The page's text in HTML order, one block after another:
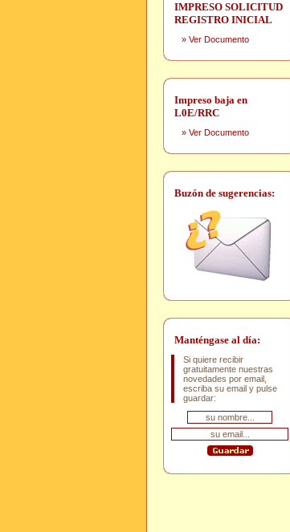
IMPRESO SOLICITUD
REGISTRO INICIAL
» Ver Documento
Impreso baja en
L0E/RRC
» Ver Documento
Buzón de sugerencias:
Manténgase al día:
Si quiere recibir
gratuitamente nuestras
novedades por email,
escriba su email y pulse
guardar: